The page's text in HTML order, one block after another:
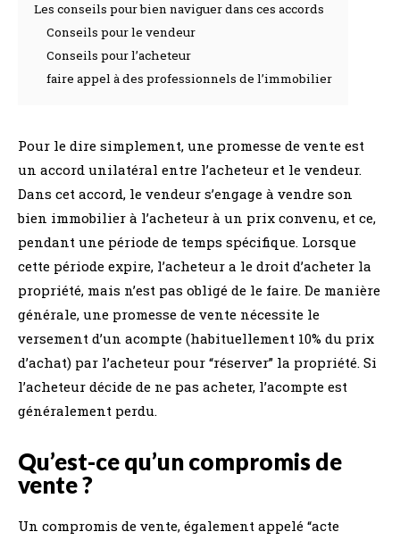
Les conseils pour bien naviguer dans ces accords
Conseils pour le vendeur
Conseils pour l’acheteur
faire appel à des professionnels de l’immobilier
Pour le dire simplement, une promesse de vente est
un accord unilatéral entre l’acheteur et le vendeur.
Dans cet accord, le vendeur s’engage à vendre son
bien immobilier à l’acheteur à un prix convenu, et ce,
pendant une période de temps spécifique. Lorsque
cette période expire, l’acheteur a le droit d’acheter la
propriété, mais n’est pas obligé de le faire. De manière
générale, une promesse de vente nécessite le
versement d’un acompte (habituellement 10% du prix
d’achat) par l’acheteur pour “réserver” la propriété. Si
l’acheteur décide de ne pas acheter, l’acompte est
généralement perdu.
Qu’est-ce qu’un compromis de
vente ?
Un compromis de vente, également appelé “acte